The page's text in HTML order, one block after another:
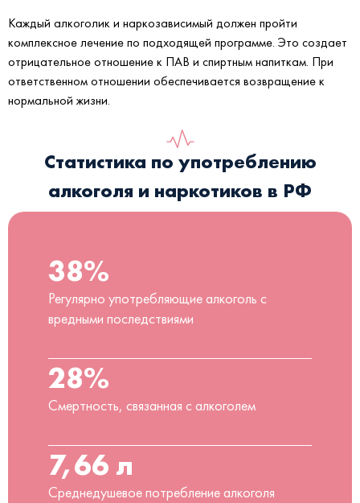
Каждый алкоголик и наркозависимый должен пройти
комплексное лечение по подходящей программе. Это создает
отрицательное отношение к ПАВ и спиртным напиткам. При
ответственном отношении обеспечивается возвращение к
нормальной жизни.
Статистика по употреблению
алкоголя и наркотиков в РФ
38%
Регулярно употребляющие алкоголь с
вредными последствиями
28%
Смертность, связанная с алкоголем
7,66 л
Среднедушевое потребление алкоголя